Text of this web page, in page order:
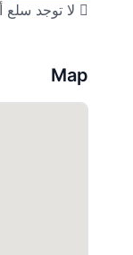
لا توجد سلع
Map